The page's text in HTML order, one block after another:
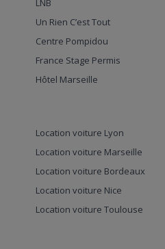
LNB
Un Rien C’est Tout
Centre Pompidou
France Stage Permis
Hôtel Marseille
Location voiture Lyon
Location voiture Marseille
Location voiture Bordeaux
Location voiture Nice
Location voiture Toulouse